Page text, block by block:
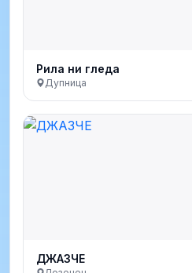
Рила ни гледа
Дупница
ДЖАЗЧЕ